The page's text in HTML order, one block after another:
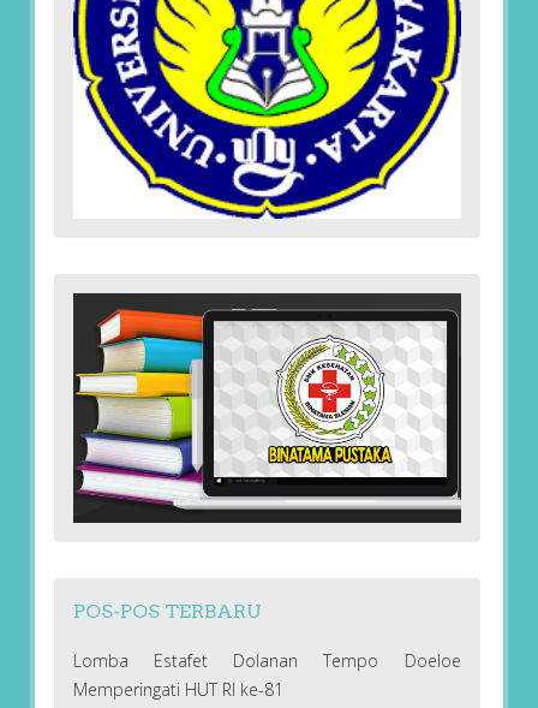
POS-POS TERBARU
Lomba Estafet Dolanan Tempo Doeloe
Memperingati HUT RI ke-81